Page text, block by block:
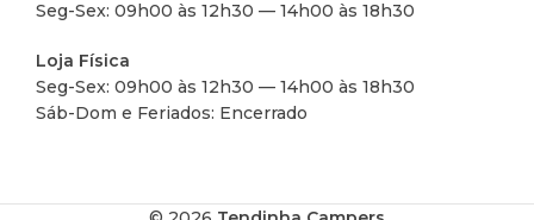
Seg-Sex: 09h00 às 12h30 — 14h00 às 18h30
Loja Física
Seg-Sex: 09h00 às 12h30 — 14h00 às 18h30
Sáb-Dom e Feriados: Encerrado